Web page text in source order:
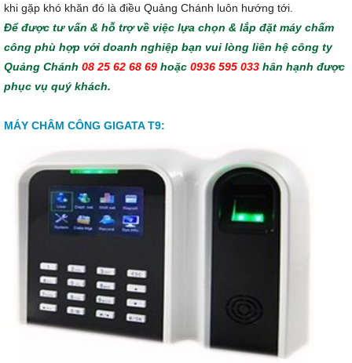
khi gặp khó khăn đó là điều Quảng Chánh luôn hướng tới.
Để được tư vấn & hỗ trợ về việc lựa chọn & lắp đặt máy chấm
công phù hợp với doanh nghiệp bạn vui lòng liên hệ công ty
Quảng Chánh 08 25 62 68 69 hoặc 0936 595 033 hân hạnh được
phục vụ quý khách.
MÁY CHÂM CÔNG GIGATA T9: